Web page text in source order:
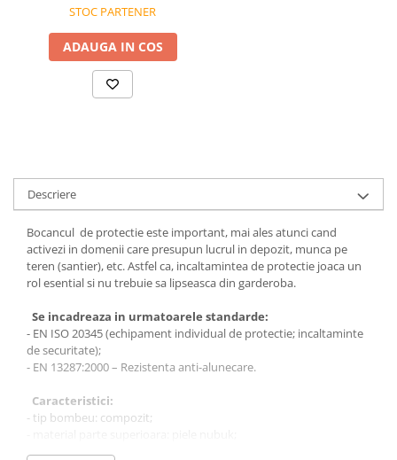
Pantofi de protecție S1P
Pantofi de protecție S2
Pantofi de protecție S3
Bocanci de lucru O2
Bocanci de protecție S1
Bocanci de protecție S1P
Bocanci de protecție S2
Bocanci de protecție S3
Cizme
Cizme outdoor
Cizme de lucru OB
Cizme de lucru O4/O5
Cizme de protecție S4
STOC PARTENER
ADAUGA IN COS
Descriere
Bocancul de protectie este important, mai ales atunci cand
activezi in domenii care presupun lucrul in depozit, munca pe
teren (santier), etc. Astfel ca, incaltamintea de protectie joaca un
rol esential si nu trebuie sa lipseasca din garderoba.
Se incadreaza in urmatoarele standarde:
- EN ISO 20345 (echipament individual de protectie; incaltaminte
de securitate);
- EN 13287:2000 – Rezistenta anti-alunecare.
Caracteristici:
- tip bombeu: compozit;
- material talpa: poliuretan dubla densitate, injectata direct pe